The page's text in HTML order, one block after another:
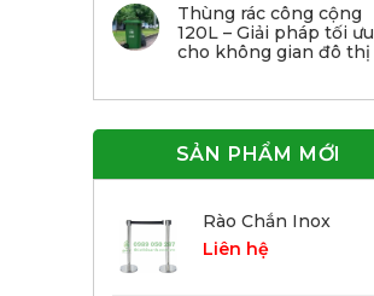
Thùng rác công cộng
120L – Giải pháp tối ưu
cho không gian đô thị
SẢN PHẨM MỚI
Rào Chắn Inox
Liên hệ